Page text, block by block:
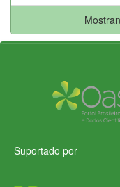
Suportado por